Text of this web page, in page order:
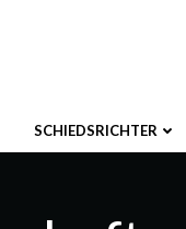
SCHIEDSRICHTER